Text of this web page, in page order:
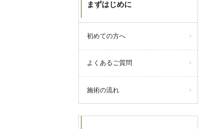
まずはじめに
初めての方へ
よくあるご質問
施術の流れ